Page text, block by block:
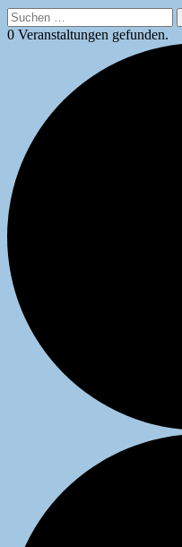
Suchen
nach:
0 Veranstaltungen gefunden.